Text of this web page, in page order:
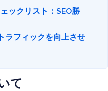
ックリスト：SEO勝
ラフィックを向上させ
て